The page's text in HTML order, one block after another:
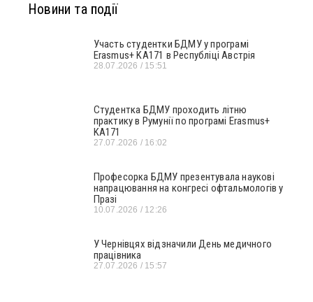
Новини та події
Участь студентки БДМУ у програмі
Erasmus+ KA171 в Республіці Австрія
28.07.2026 15:51
Студентка БДМУ проходить літню
практику в Румунії по програмі Erasmus+
KA171
27.07.2026 16:02
Професорка БДМУ презентувала наукові
напрацювання на конгресі офтальмологів у
Празі
10.07.2026 12:26
У Чернівцях відзначили День медичного
працівника
27.07.2026 15:57